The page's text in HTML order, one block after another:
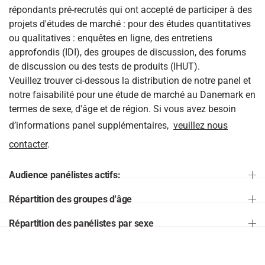
répondants pré-recrutés qui ont accepté de participer à des
projets d'études de marché : pour des études quantitatives
ou qualitatives : enquêtes en ligne, des entretiens
approfondis (IDI), des groupes de discussion, des forums
de discussion ou des tests de produits (IHUT).
Veuillez trouver ci-dessous la distribution de notre panel et
notre faisabilité pour une étude de marché au Danemark en
termes de sexe, d'âge et de région. Si vous avez besoin
d’informations panel supplémentaires, veuillez nous
contacter.
Audience panélistes actifs:
Répartition des groupes d'âge
Répartition des panélistes par sexe